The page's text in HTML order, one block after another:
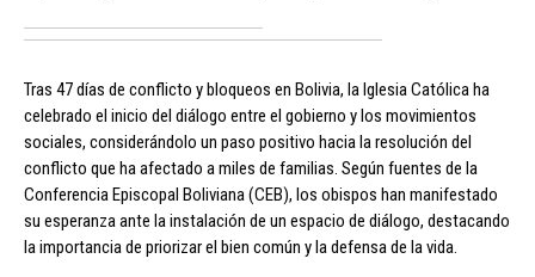
Tras 47 días de conflicto y bloqueos en Bolivia, la Iglesia Católica ha
celebrado el inicio del diálogo entre el gobierno y los movimientos
sociales, considerándolo un paso positivo hacia la resolución del
conflicto que ha afectado a miles de familias. Según fuentes de la
Conferencia Episcopal Boliviana (CEB), los obispos han manifestado
su esperanza ante la instalación de un espacio de diálogo, destacando
la importancia de priorizar el bien común y la defensa de la vida.